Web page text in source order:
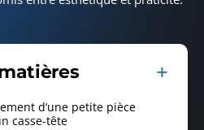
d’une petite pièce
casse-tête